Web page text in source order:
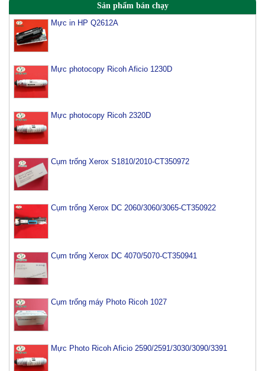
Sản phẩm bán chạy
Mực in HP Q2612A
Mực photocopy Ricoh Aficio 1230D
Mực photocopy Ricoh 2320D
Cụm trống Xerox S1810/2010-CT350972
Cụm trống Xerox DC 2060/3060/3065-CT350922
Cụm trống Xerox DC 4070/5070-CT350941
Cụm trống máy Photo Ricoh 1027
Mực Photo Ricoh Aficio 2590/2591/3030/3090/3391